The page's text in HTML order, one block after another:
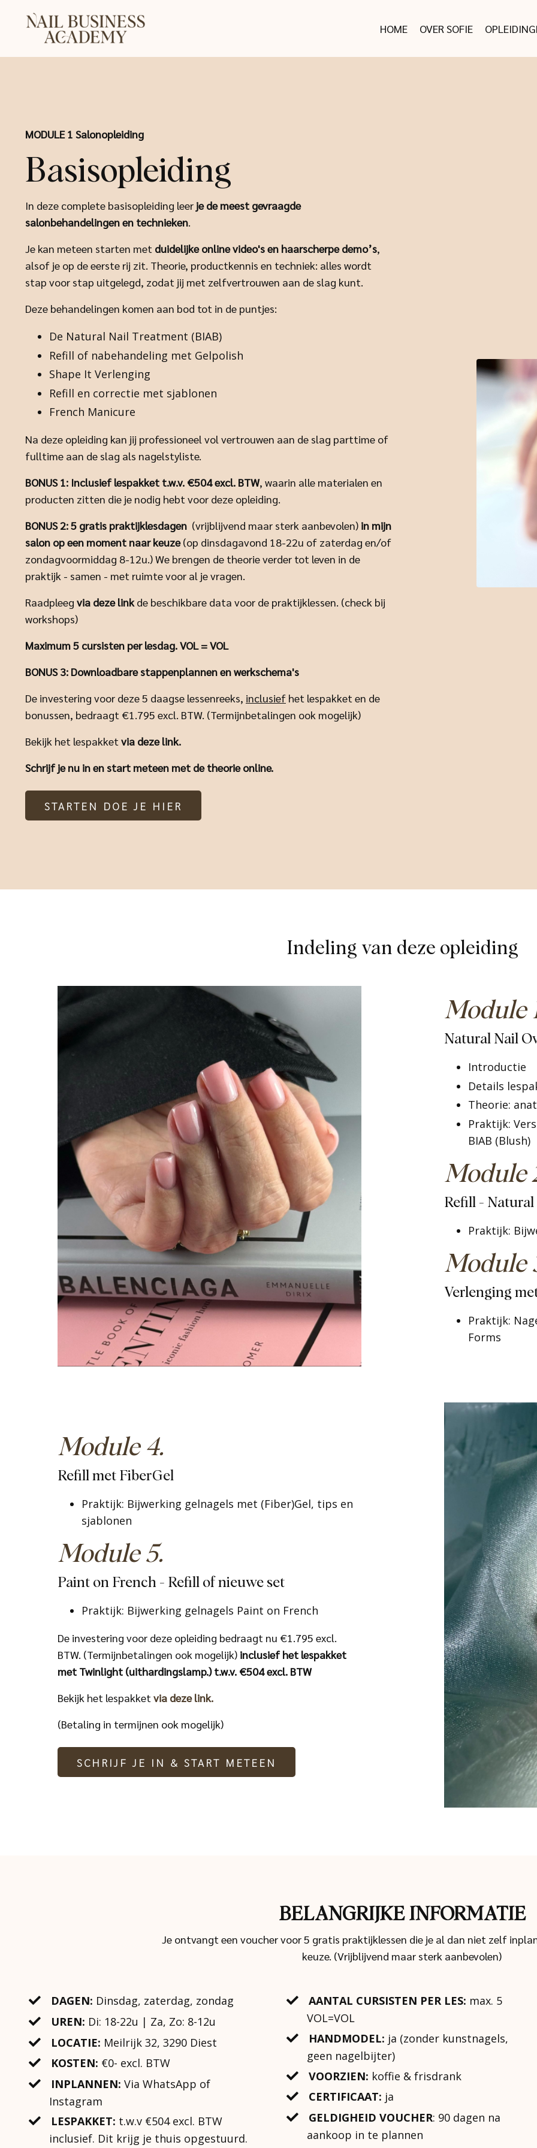
HOME OVER SOFIE
MODULE 1 Salonopleiding
Basisopleiding
In deze complete basisopleiding leer je de meest gevraagde
salonbehandelingen en technieken.
Je kan meteen starten met duidelijke online video's en haarscherpe demo’s,
alsof je op de eerste rij zit. Theorie, productkennis en techniek: alles wordt
stap voor stap uitgelegd, zodat jij met zelfvertrouwen aan de slag kunt.
Deze behandelingen komen aan bod tot in de puntjes:
De Natural Nail Treatment (BIAB)
Refill of nabehandeling met Gelpolish
Shape It Verlenging
Refill en correctie met sjablonen
French Manicure
Na deze opleiding kan jij professioneel vol vertrouwen aan de slag parttime of
fulltime aan de slag als nagelstyliste.
BONUS 1: Inclusief lespakket t.w.v. €504 excl. BTW, waarin alle materialen en
producten zitten die je nodig hebt voor deze opleiding.
BONUS 2:5 gratis praktijklesdagen (vrijblijvend maar sterk aanbevolen) in mijn
salon op een moment naar keuze(op dinsdagavond 18-22u of zaterdag en/of
zondagvoormiddag 8-12u.)We brengen de theorie verder tot leven in de
praktijk - samen - met ruimte voor al je vragen.
Raadpleeg via deze linkde beschikbare data voor de praktijklessen. (check bij
workshops)
Maximum 5 cursisten per lesdag. VOL = VOL
BONUS 3: Downloadbare stappenplannen en werkschema's
De investering voor deze 5 daagse lessenreeks, inclusief het lespakket en de
bonussen, bedraagt €1.795 excl. BTW. (Termijnbetalingen ook mogelijk)
Bekijk het lespakket via deze link.
Schrijf je nu in en start meteen met de theorie online.
STARTEN DOE JE HIER
Indeling van deze opleiding
Module
Natural Nail
Introductie
Details
Theorie:
Praktijk:
BIAB (Blush)
Module
Refill -
Praktijk:
Module
Verlenging
Praktijk:
Forms
Module 4.
Refill met FiberGel
Praktijk: Bijwerking gelnagels met (Fiber)Gel, tips en
sjablonen
Module 5.
Paint on French - Refill of nieuwe set
Praktijk: Bijwerking gelnagels Paint on French
De investering voor deze opleiding bedraagt nu €1.795 excl.
BTW. (Termijnbetalingen ook mogelijk) inclusief het lespakket
met Twinlight (uithardingslamp.) t.w.v. €504 excl. BTW
Bekijk het lespakket via deze link.
(Betaling in termijnen ook mogelijk)
SCHRIJF JE IN & START METEEN
BELANGRIJKE INFORMATIE
Je ontvangt een voucher voor 5 gratis praktijklessen die je al dan niet zelf
keuze. (Vrijblijvend maar sterk aanbevolen)
DAGEN: Dinsdag, zaterdag, zondag
UREN: Di: 18-22u | Za, Zo: 8-12u
LOCATIE: Meilrijk 32, 3290 Diest
KOSTEN: €0- excl. BTW
INPLANNEN: Via WhatsApp of
Instagram
LESPAKKET: t.w.v €504 excl. BTW
inclusief. Dit krijg je thuis opgestuurd.
AANTAL CURSISTEN PER LES: max. 5
VOL=VOL
HANDMODEL: ja (zonder kunstnagels,
geen nagelbijter)
VOORZIEN: koffie & frisdrank
CERTIFICAAT: ja
GELDIGHEID VOUCHER: 90 dagen na
aankoop in te plannen